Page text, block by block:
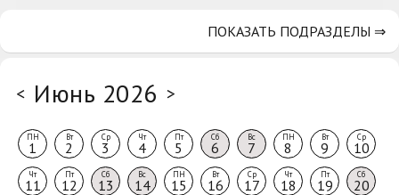
< Июнь 2026 >
ПН
1
Вт
2
Ср
3
Чт
4
Пт
5
Сб
6
Вс
7
ПН
8
Вт
9
Ср
10
Чт
11
Пт
12
Сб
13
Вс
14
ПН
15
Вт
16
Ср
17
Чт
18
Пт
19
Сб
20
ПОКАЗАТЬ ПОДРАЗДЕЛЫ ⇒